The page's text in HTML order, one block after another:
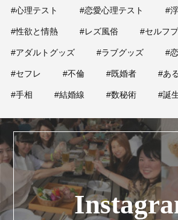
#心理テスト #恋愛心理テスト #
#性欲と情熱 #レズ風俗 #セルフ
#アダルトグッズ #ラブグッズ #
#セフレ #不倫 #既婚者 #あ
#手相 #結婚線 #数秘術 #誕